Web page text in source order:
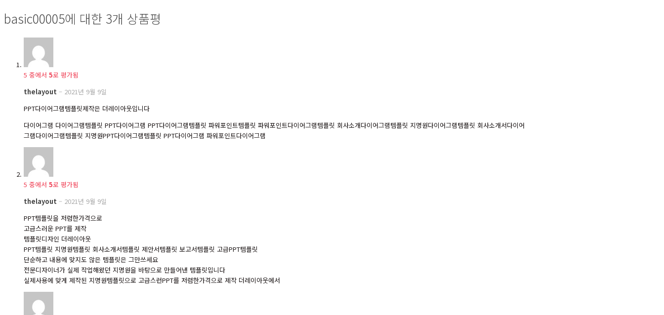
basic00005에 대한 3개 상품평
5 중에서 5로 평가됨
thelayout – 2021년 9월 9일
PPT다이어그램템플릿제작은 더레이아웃입니다
다이어그램 다이어그램템플릿 PPT다이어그램 PPT다이어그램템플릿 파워포인트템플릿 파워포인트다이어그램템플릿 회사소개다이어그램템플릿 지명원다이어그램템플릿 회사소개서다이어
그램다이어그램템플릿 지명원PPT다이어그램템플릿 PPT다이어그램 파워포인트다이어그램
5 중에서 5로 평가됨
thelayout – 2021년 9월 9일
PPT템플릿을 저렴한가격으로
고급스러운 PPT를 제작
템플릿디자인 더레이아웃
PPT템플릿 지명원템플릿 회사소개서템플릿 제안서템플릿 보고서템플릿 고급PPT템플릿
단순하고 내용에 맞지도 않은 템플릿은 그만쓰세요
전문디자이너가 실제 작업해왔던 지명원을 바탕으로 만들어낸 템플릿입니다
실제사용에 맞게 제작된 지명원템플릿으로 고급스런PPT를 저렴한가격으로 제작 더레이아웃에서